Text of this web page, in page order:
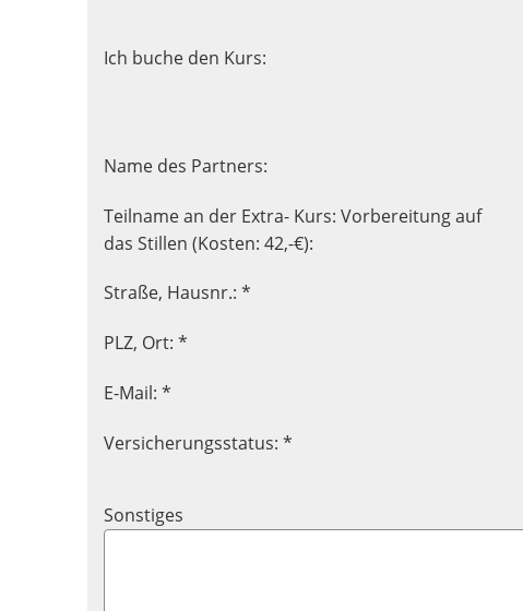
Ich buche den Kurs:
Name des Partners:
Teilname an der Extra- Kurs: Vorbereitung auf
das Stillen (Kosten: 42,-€):
Straße, Hausnr.: *
PLZ, Ort: *
E-Mail: *
Versicherungsstatus: *
Sonstiges